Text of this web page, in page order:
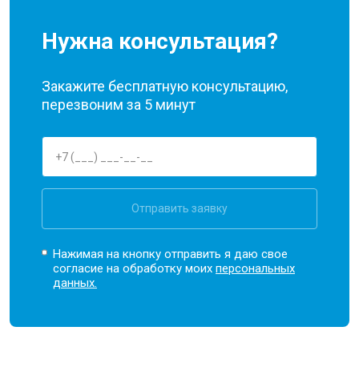
Нужна консультация?
Закажите бесплатную консультацию,
перезвоним за 5 минут
Отправить заявку
Нажимая на кнопку отправить я даю свое
согласие на обработку моихперсональных
данных.